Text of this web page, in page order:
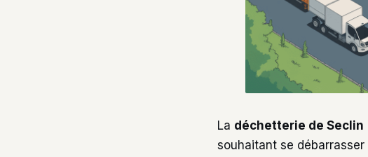
La déchetterie de Seclin
souhaitant se